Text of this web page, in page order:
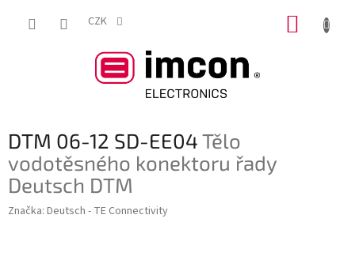
CZK
DTM 06-12 SD-EE04Tělo
vodotěsného konektoru řady
Deutsch DTM
Značka: Deutsch - TE Connectivity